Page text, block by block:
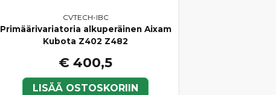
CVTECH-IBC
Primäärivariatoria alkuperäinen Aixam
Kubota Z402 Z482
€ 400,5
LISÄÄ OSTOSKORIIN